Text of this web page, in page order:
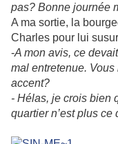
pas? Bonne journée
A ma sortie, la
Charles pour lui
-A mon avis, ce
mal entretenue. Vous
accent?
- Hélas, je crois bien
quartier n’est plus ce